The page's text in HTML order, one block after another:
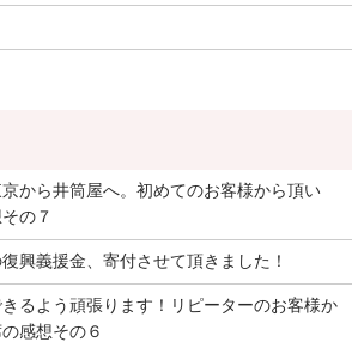
から井筒屋へ。初めてのお客様から頂い
の７
興義援金、寄付させて頂きました！
るよう頑張ります！リピーターのお客様か
感想その６